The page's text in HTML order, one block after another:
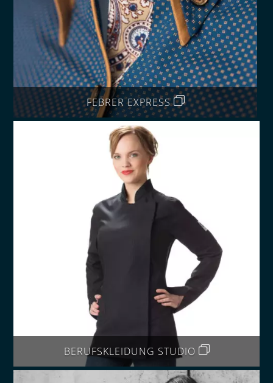
FEBRER EXPRESS
BERUFSKLEIDUNG STUDIO